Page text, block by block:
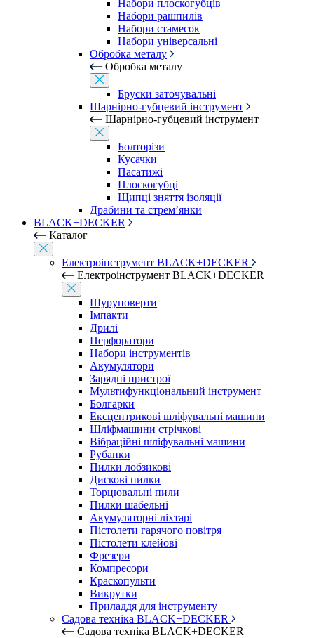
Набори плоскогубців
Набори рашпилів
Набори стамесок
Набори універсальні
Обробка металу
Обробка металу
Бруски заточувальні
Шарнірно-губцевий інструмент
Шарнірно-губцевий інструмент
Болторізи
Кусачки
Пасатижі
Плоскогубці
Щипці зняття ізоляції
Драбини та стрем’янки
BLACK+DECKER
Каталог
Електроінструмент BLACK+DECKER
Електроінструмент BLACK+DECKER
Шуруповерти
Імпакти
Дрилі
Перфоратори
Набори інструментів
Акумулятори
Зарядні пристрої
Мультифункціональний інструмент
Болгарки
Ексцентрикові шліфувальні машини
Шліфмашини стрічкові
Вібраційні шліфувальні машини
Рубанки
Пилки лобзикові
Дискові пилки
Торцювальні пили
Пилки шабельні
Акумуляторні ліхтарі
Пістолети гарячого повітря
Пістолети клейові
Фрезери
Компресори
Краскопульти
Викрутки
Приладдя для інструменту
Садова техніка BLACK+DECKER
Садова техніка BLACK+DECKER